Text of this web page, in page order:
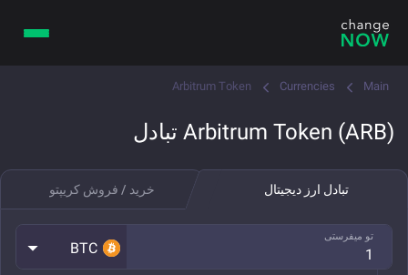
Main
Currencies
Arbitrum Token
Arbitrum Token (ARB) تبادل
تبادل ارز دیجیتال خرید / فروش کریپتو
تو میفرستی
BTC